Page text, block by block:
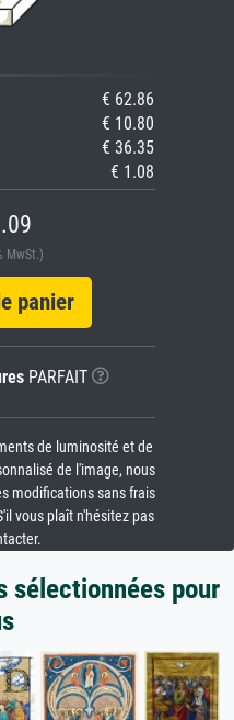
€ 62.86
€ 10.80
€ 36.35
€ 1.08
MwSt.)
panier
PARFAIT
de luminosité et de
de l'image, nous
modifications sans frais
vous plaît n'hésitez pas
pour